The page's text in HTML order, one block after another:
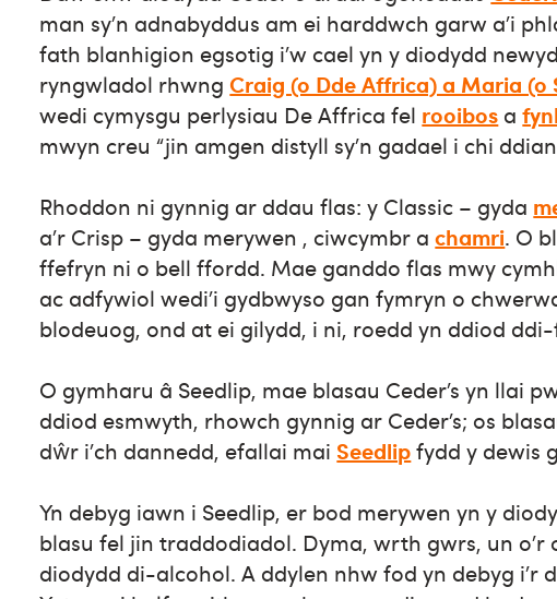
man sy’n adnabyddus am ei harddwch garw a’i
fath blanhigion egsotig i’w cael yn y diodydd
ryngwladol rhwngCraig (o Dde Affrica) a Maria (o
wedi cymysgu perlysiau De Affrica fel rooibos a
mwyn creu “jin amgen distyll sy’n gadael i chi
Rhoddon ni gynnig ar ddau flas: y Classic – gyda
a’r Crisp – gyda merywen , ciwcymbr achamri. O
ffefryn ni o bell ffordd. Mae ganddo flas mwy
ac adfywiol wedi’i gydbwyso gan fymryn o
blodeuog, ond at ei gilydd, i ni, roedd yn ddiod
O gymharu â Seedlip, mae blasau Ceder’s yn llai
ddiod esmwyth, rhowch gynnig ar Ceder’s; os
dŵr i’ch dannedd, efallai mai Seedlipfydd y dewis
Yn debyg iawn i Seedlip, er bod merywen yn y
blasu fel jin traddodiadol. Dyma, wrth gwrs, un
diodydd di-alcohol. A ddylen nhw fod yn debyg i’r